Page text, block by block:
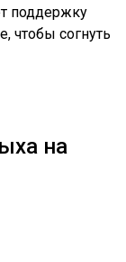
поддержку
чтобы согнуть
на